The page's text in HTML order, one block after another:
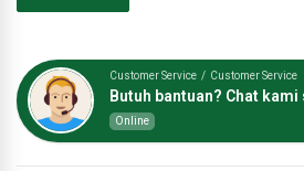
Customer Service / Customer Service
Butuh bantuan? Chat
Online